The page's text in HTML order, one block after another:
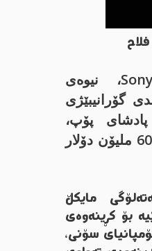
گروپی Sony Music، نیوەی
گۆرانیبێژی
پۆپ،
مایکڵ جاکسن، بە 600 ملیۆن دۆلار
مایکڵ
بۆ کڕینەوەی
سۆنی،